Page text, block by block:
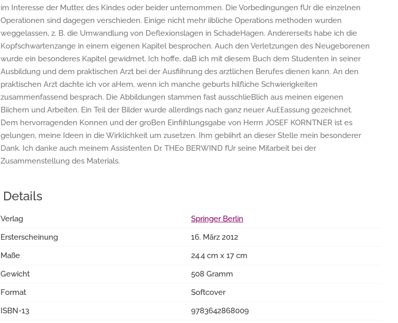
im Interesse der Mutter, des Kindes oder beider unternommen. Die Vorbedingungen fUr die einzelnen
Operationen sind dagegen verschieden. Einige nicht mehr iibliche Operations­ methoden wurden
weggelassen, z. B. die Umwandlung von Deflexionslagen in SchadeHagen. Andererseits habe ich die
Kopfschwartenzange in einem eigenen Kapitel besprochen. Auch den Verletzungen des Neugeborenen
wurde ein besonderes Kapitel gewidmet. Ich hoffe, daB ich mit diesem Buch dem Studenten in seiner
Ausbildung und dem praktischen Arzt bei der Ausfiihrung des arztlichen Berufes dienen kann. An den
praktischen Arzt dachte ich vor aHem, wenn ich manche geburts­ hilfliche Schwierigkeiten
zusammenfassend besprach. Die Abbildungen stammen fast ausschlieBlich aus meinen eigenen
Biichern und Arbeiten. Ein Teil der Bilder wurde allerdings nach ganz neuer Au££assung gezeichnet.
Dem hervorragenden Konnen und der groBen Einfiihlungsgabe von Herrn JOSEF KORNTNER ist es
gelungen, meine Ideen in die Wirklichkeit um­ zusetzen. Ihm gebiihrt an dieser Stelle mein besonderer
Dank. Ich danke auch meinem Assistenten Dr. THEo BERWIND fUr seine Mitarbeit bei der
Zusammenstellung des Materials.
Details
Verlag
Springer Berlin
Ersterscheinung
16. März 2012
Maße
24.4 cm x 17 cm
Gewicht
508 Gramm
Format
Softcover
ISBN-13
9783642868009